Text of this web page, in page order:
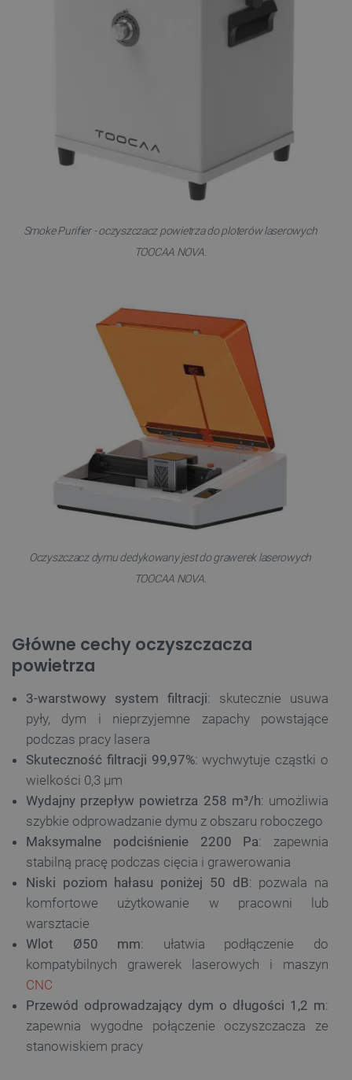
Smoke Purifier - oczyszczacz powietrza do ploterów laserowych
TOOCAA NOVA.
Oczyszczacz dymu dedykowany jest do grawerek laserowych
TOOCAA NOVA.
Główne cechy oczyszczacza
powietrza
3-warstwowy system filtracji: skutecznie usuwa
pyły, dym i nieprzyjemne zapachy powstające
podczas pracy lasera
Skuteczność filtracji 99,97%: wychwytuje cząstki o
wielkości 0,3 µm
Wydajny przepływ powietrza 258 m³/h: umożliwia
szybkie odprowadzanie dymu z obszaru roboczego
Maksymalne podciśnienie 2200 Pa: zapewnia
stabilną pracę podczas cięcia i grawerowania
Niski poziom hałasu poniżej 50 dB: pozwala na
komfortowe użytkowanie w pracowni lub
warsztacie
Wlot Ø50 mm: ułatwia podłączenie do
kompatybilnych grawerek laserowych i maszyn
CNC
Przewód odprowadzający dym o długości 1,2 m:
zapewnia wygodne połączenie oczyszczacza ze
stanowiskiem pracy